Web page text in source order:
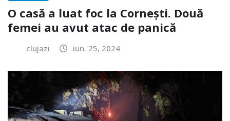
O casă a luat foc la Cornești. Două
femei au avut atac de panică
clujazi iun. 25, 2024